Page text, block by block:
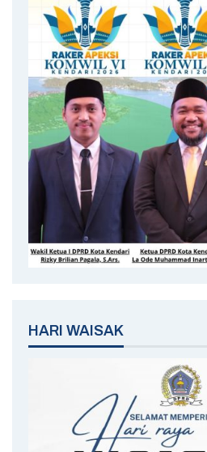
HARI WAISAK